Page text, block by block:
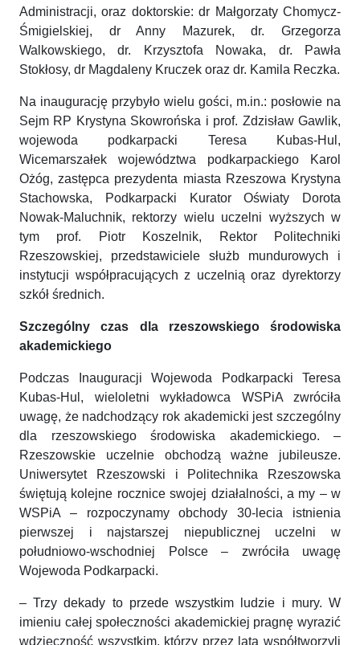
Administracji, oraz doktorskie: dr Małgorzaty Chomycz-
Śmigielskiej, dr Anny Mazurek, dr. Grzegorza
Walkowskiego, dr. Krzysztofa Nowaka, dr. Pawła
Stokłosy, dr Magdaleny Kruczek oraz dr. Kamila Reczka.
Na inaugurację przybyło wielu gości, m.in.: posłowie na
Sejm RP Krystyna Skowrońska i prof. Zdzisław Gawlik,
wojewoda podkarpacki Teresa Kubas-Hul,
Wicemarszałek województwa podkarpackiego Karol
Ożóg, zastępca prezydenta miasta Rzeszowa Krystyna
Stachowska, Podkarpacki Kurator Oświaty Dorota
Nowak-Maluchnik, rektorzy wielu uczelni wyższych w
tym prof. Piotr Koszelnik, Rektor Politechniki
Rzeszowskiej, przedstawiciele służb mundurowych i
instytucji współpracujących z uczelnią oraz dyrektorzy
szkół średnich.
Szczególny czas dla rzeszowskiego środowiska
akademickiego
Podczas Inauguracji Wojewoda Podkarpacki Teresa
Kubas-Hul, wieloletni wykładowca WSPiA zwróciła
uwagę, że nadchodzący rok akademicki jest szczególny
dla rzeszowskiego środowiska akademickiego. –
Rzeszowskie uczelnie obchodzą ważne jubileusze.
Uniwersytet Rzeszowski i Politechnika Rzeszowska
świętują kolejne rocznice swojej działalności, a my – w
WSPiA – rozpoczynamy obchody 30-lecia istnienia
pierwszej i najstarszej niepublicznej uczelni w
południowo-wschodniej Polsce – zwróciła uwagę
Wojewoda Podkarpacki.
– Trzy dekady to przede wszystkim ludzie i mury. W
imieniu całej społeczności akademickiej pragnę wyrazić
wdzięczność wszystkim, którzy przez lata współtworzyli